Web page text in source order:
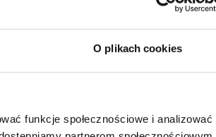
O plikach cookies
funkcje społecznościowe i analizować
legend